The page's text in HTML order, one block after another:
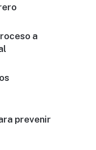
a
prevenir